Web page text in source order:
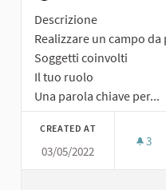
Descrizione
Realizzare un campo da
Soggetti coinvolti
Il tuo ruolo
Una parola chiave per...
CREATED AT
03/05/2022
3